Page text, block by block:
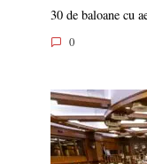
30 de baloane cu
0